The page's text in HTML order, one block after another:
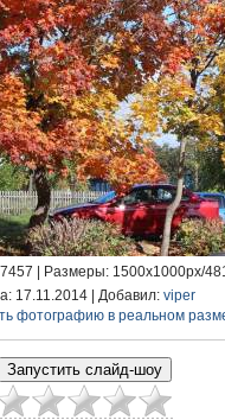
| Размеры: 1500x1000px/
: 17.11.2014 | Добавил: viper
фотографию в реальном